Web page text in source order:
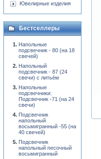
Ювелирные изделия
Бестселлеры
Напольные
подсвечник - 80 (на 18
свечей)
Напольный
подсвечник - 87 (24
свечи) с литьём
Напольные
подсвечники:
Подсвечник -71 (на 24
свечи)
Подсвечник
напольный
восьмигранный -55 (на
40 свечей)
Подсвечник
напольный песочный
восьмигранный